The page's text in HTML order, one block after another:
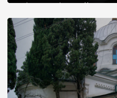
є відданими вірянами Христа